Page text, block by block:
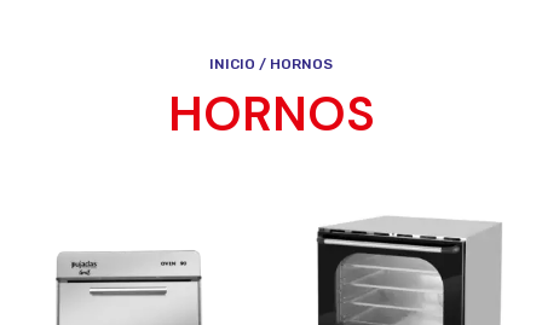
INICIO / HORNOS
HORNOS